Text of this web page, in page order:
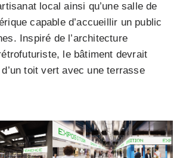
local ainsi qu’une salle de
capable d’accueillir un public
Inspiré de l’architecture
le bâtiment devrait
toit vert avec une terrasse